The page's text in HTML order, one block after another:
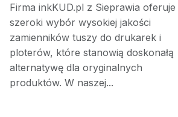
Firma inkKUD.pl z Sieprawia oferuje
szeroki wybór wysokiej jakości
zamienników tuszy do drukarek i
ploterów, które stanowią doskonałą
alternatywę dla oryginalnych
produktów. W naszej...